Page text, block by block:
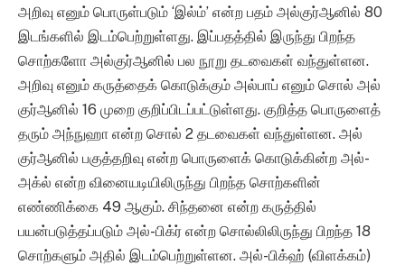
அறிவு எனும் பொருள்படும் ‘இல்ம்’ என்ற பதம் அல்குர்ஆனில் 80
இடங்களில் இடம்பெற்றுள்ளது. இப்பதத்தில் இருந்து பிறந்த
சொற்களோ அல்குர்ஆனில் பல நூறு தடவைகள் வந்துள்ளன.
அறிவு எனும் கருத்தைக் கொடுக்கும் அல்பாப் எனும் சொல் அல்
குர்ஆனில் 16 முறை குறிப்பிடப்பட்டுள்ளது. குறித்த பொருளைத்
தரும் அந்நுஹா என்ற சொல் 2 தடவைகள் வந்துள்ளன. அல்
குர்ஆனில் பகுத்தறிவு என்ற பொருளைக் கொடுக்கின்ற அல்-
அக்ல் என்ற வினையடியிலிருந்து பிறந்த சொற்களின்
எண்ணிக்கை 49 ஆகும். சிந்தனை என்ற கருத்தில்
பயன்படுத்தப்படும் அல்-பிக்ர் என்ற சொல்லிலிருந்து பிறந்த 18
சொற்களும் அதில் இடம்பெற்றுள்ளன. அல்-பிக்ஹ் (விளக்கம்)